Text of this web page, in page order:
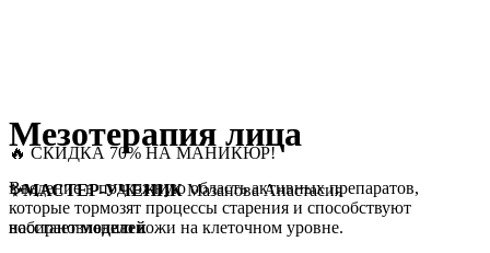
🔥 СКИДКА 70% НА МАНИКЮР!
✨МАСТЕР-УЧЕНИКМазанова Анастасия
набираетмоделей
Мезотерапия лица
Введение в подкожную область активных препаратов,
которые тормозят процессы старения и способствуют
восстановлению кожи на клеточном уровне.